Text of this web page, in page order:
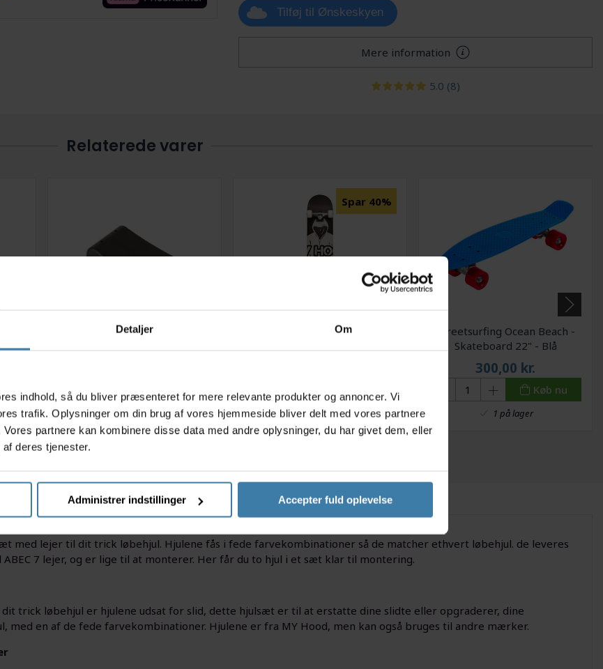
Detaljer Om
indhold, så du bliver præsenteret for mere relevante produkter og annoncer. Vi
trafik. Oplysninger om din brug af vores hjemmeside bliver delt med vores partnere
partnere kan kombinere disse data med andre oplysninger, du har givet dem, eller
deres tjenester.
Administrer indstillinger Accepter fuld oplevelse
Tilføj til Ønskeskyen
Mere information
5.0 (8)
Relaterede varer
Ramper My Hood Mini Single
Køb nu
+10 på lager
Spar 40%
Skateboard My Hood ABEC9 -
6 på lager
Streetsurfing Ocean Beach -
Skateboard 22" - Blå
300,00 kr.
Køb nu
1 på lager
med lejer til dit trick løbehjul. Hjulene fås i fede farvekombinationer så de matcher ethvert løbehjul. de leveres
7 lejer, og er lige til at monterer. Her får du to hjul i et sæt klar til montering.
dit trick løbehjul er hjulene udsat for slid, dette hjulsæt er til at erstatte dine slidte eller opgraderer, dine
med en af de fede farvekombinationer. Hjulene er fra MY Hood, men kan også bruges til andre mærker.